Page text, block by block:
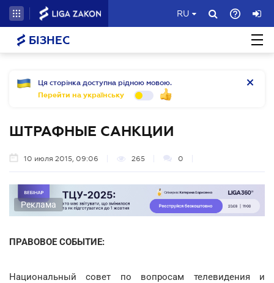
RU
БІЗНЕС
Ця сторінка доступна рідною мовою.
Перейти на українську
ШТРАФНЫЕ САНКЦИИ
10 июля 2015, 09:06 265 0
Реклама
ПРАВОВОЕ СОБЫТИЕ:
Национальный совет по вопросам телевидения и